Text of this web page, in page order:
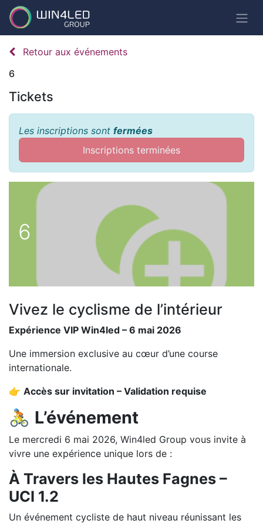
Retour aux événements
6
Tickets
Les inscriptions sont fermées
Inscriptions terminées
6
Vivez le cyclisme de l’intérieur
Expérience VIP Win4led – 6 mai 2026
Une immersion exclusive au cœur d’une course
internationale.
👉 Accès sur invitation – Validation requise
🚴 L’événement
Le mercredi 6 mai 2026, Win4led Group vous invite à
vivre une expérience unique lors de :
À Travers les Hautes Fagnes –
UCI 1.2
Un événement cycliste de haut niveau réunissant les